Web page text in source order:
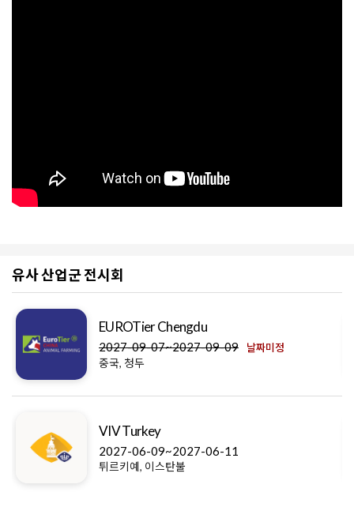
유사 산업군 전시회
EUROTier Chengdu
2027-09-07~2027-09-09 날짜미정
중국, 청두
VIV Turkey
2027-06-09~2027-06-11
튀르키예, 이스탄불